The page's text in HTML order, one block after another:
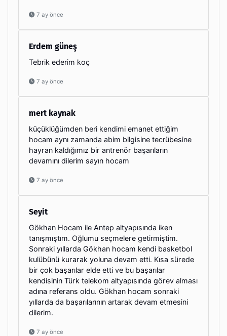
7 ay önce
Erdem güneş
Tebrik ederim koç
7 ay önce
mert kaynak
küçüklüğümden beri kendimi emanet ettiğim
hocam aynı zamanda abim bilgisine tecrübesine
hayran kaldığımız bir antrenör başarıların
devamını dilerim sayın hocam
7 ay önce
Seyit
Gökhan Hocam ile Antep altyapısında iken
tanışmıştım. Oğlumu seçmelere getirmiştim.
Sonraki yıllarda Gökhan hocam kendi basketbol
kulübünü kurarak yoluna devam etti. Kısa sürede
bir çok başarılar elde etti ve bu başarılar
kendisinin Türk telekom altyapısında görev alması
adına referans oldu. Gökhan hocam sonraki
yıllarda da başarılarının artarak devam etmesini
dilerim.
7 ay önce